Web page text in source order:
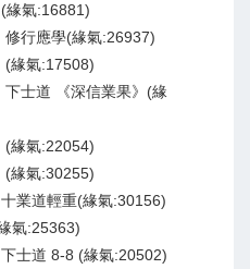
緣氣:16881)
行應學(緣氣:26937)
緣氣:17508)
士道 《深信業果》(緣
緣氣:22054)
緣氣:30255)
業道輕重(緣氣:30156)
氣:25363)
士道 8-8 (緣氣:20502)